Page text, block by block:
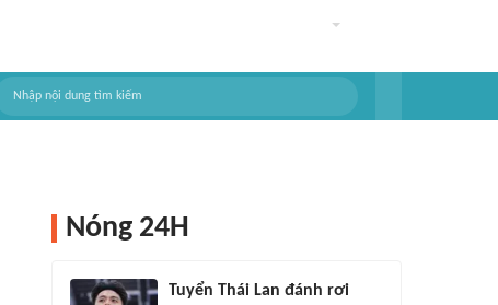
Nóng 24H
Tuyển Thái Lan đánh rơi